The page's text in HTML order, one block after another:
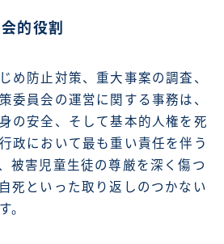
的役割
め防止対策、重大事案の調査、
委員会の運営に関する事務は、
の安全、そして基本的人権を死
政において最も重い責任を伴う
被害児童生徒の尊厳を深く傷つ
死といった取り返しのつかない
。